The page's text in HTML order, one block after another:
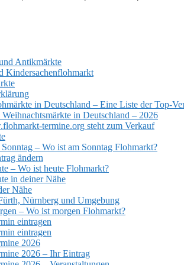
Antikmärkte
Kindersachenflohmarkt
in Deutschland – Eine Liste der Top-
in Deutschland – 2026
termine.org steht zum Verkauf
– Wo ist am Sonntag Flohmarkt?
ändern
– Wo ist heute Flohmarkt?
in deiner Nähe
Nähe
Nürnberg und Umgebung
– Wo ist morgen Flohmarkt?
eintragen
eintragen
2026
2026 – Ihr Eintrag